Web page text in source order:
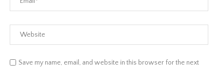
Save my name, email, and website in this browser for the next